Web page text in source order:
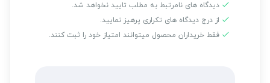
دیدگاه های نامرتبط به مطلب تایید نخواهد شد.
از درج دیدگاه های تکراری پرهیز نمایید.
فقط خریداران محصول میتوانند امتیاز خود را ثبت کنند.